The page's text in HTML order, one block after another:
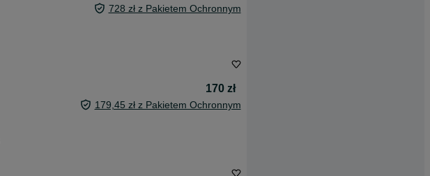
728 zł z Pakietem Ochronnym
170 zł
179,45 zł z Pakietem Ochronnym